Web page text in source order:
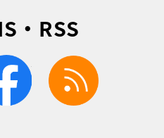
・RSS
facebook